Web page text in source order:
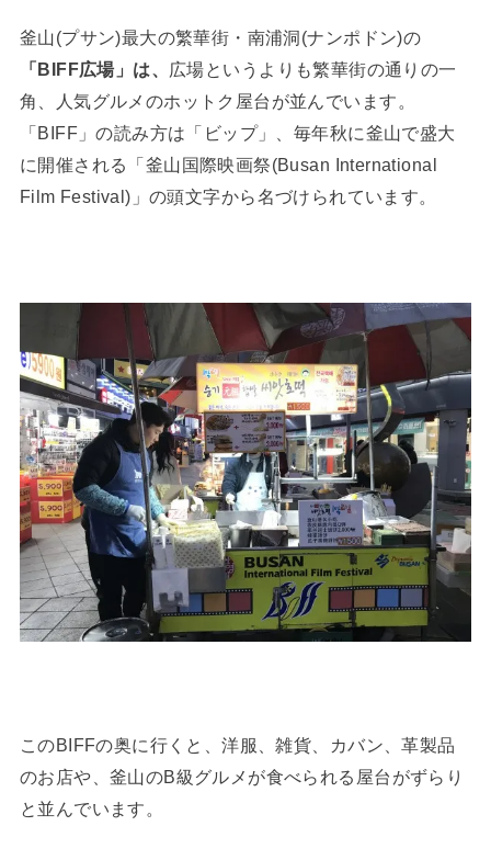
釜山(プサン)最大の繁華街・南浦洞(ナンポドン)の
「BIFF広場」は、
広場というよりも繁華街の通りの一
角、人気グルメのホットク屋台が並んでいます。
「BIFF」の読み方は「ビップ」、毎年秋に釜山で盛大
に開催される「釜山国際映画祭(Busan International
Film Festival)」の頭文字から名づけられています。
このBIFFの奥に行くと、洋服、雑貨、カバン、革製品
のお店や、釜山のB級グルメが食べられる屋台がずらり
と並んでいます。